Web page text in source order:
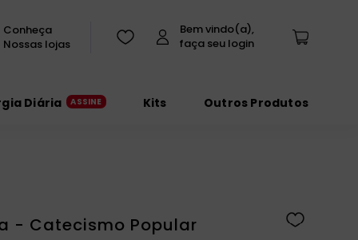
Conheça
Nossas lojas
Diária Kits Outros Produtos
- Catecismo Popular